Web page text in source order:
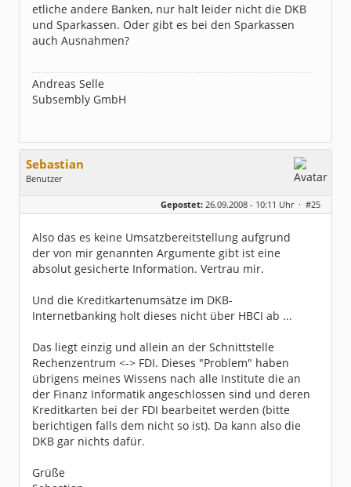
etliche andere Banken, nur halt leider nicht die DKB
und Sparkassen. Oder gibt es bei den Sparkassen
auch Ausnahmen?
Andreas Selle
Subsembly GmbH
Sebastian
Benutzer
Geschlecht:
keine Angabe
Beiträge:
195
Gepostet: 26.09.2008 - 10:11 Uhr · #25
Also das es keine Umsatzbereitstellung aufgrund
der von mir genannten Argumente gibt ist eine
absolut gesicherte Information. Vertrau mir.
Und die Kreditkartenumsätze im DKB-
Internetbanking holt dieses nicht über HBCI ab ...
Das liegt einzig und allein an der Schnittstelle
Rechenzentrum <-> FDI. Dieses "Problem" haben
übrigens meines Wissens nach alle Institute die an
der Finanz Informatik angeschlossen sind und deren
Kreditkarten bei der FDI bearbeitet werden (bitte
berichtigen falls dem nicht so ist). Da kann also die
DKB gar nichts dafür.
Grüße